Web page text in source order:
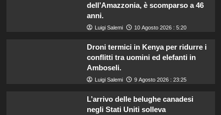
dell’Amazzonia, è scomparso a 46
anni.
Luigi Salemi 10 Agosto 2026 : 5:20
Droni termici in Kenya per ridurre i
conflitti tra uomini ed elefanti in
Amboseli.
Luigi Salemi 9 Agosto 2026 : 23:25
L’arrivo delle belughe canadesi
negli Stati Uniti solleva